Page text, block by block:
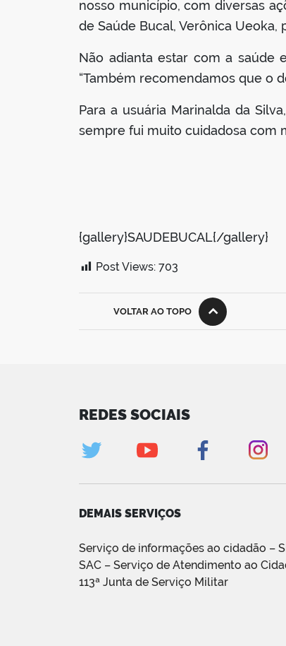
nosso município, com diversas
de Saúde Bucal, Verônica
Não adianta estar com a saúde
“Também recomendamos que o
Para a usuária Marinalda da
sempre fui muito cuidadosa com
{gallery}SAUDEBUCAL{/gallery}
Post Views: 703
VOLTAR AO TOPO
REDES SOCIAIS
DEMAIS SERVIÇOS
Serviço de informações ao cidadão –
SAC – Serviço de Atendimento ao
113ª Junta de Serviço Militar